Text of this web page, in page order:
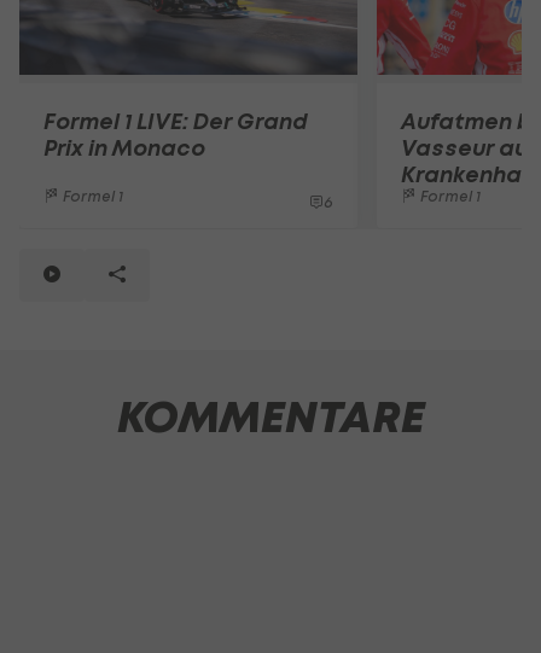
Formel 1 LIVE: Der Grand
Prix in Monaco
Formel 1 6
Aufatmen
Vasseur aus
Formel 1
KOMMENTARE